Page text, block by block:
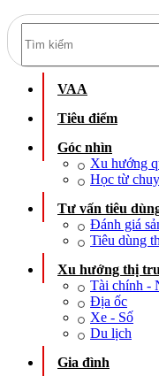
VAA
Tiêu điểm
Góc nhìn
Xu hướng
Học từ
Tư vấn tiêu
Đánh giá
Tiêu dùng
Xu hướng thị
Tài chính -
Địa ốc
Xe - Số
Du lịch
Gia đình